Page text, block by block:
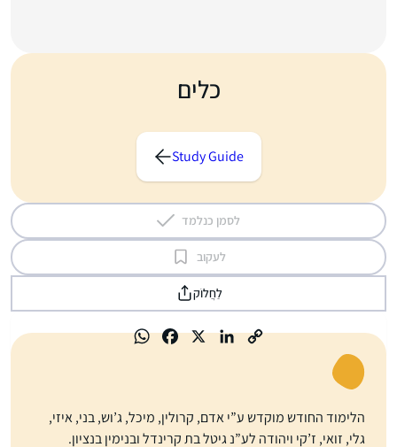
כלים
Study Guide
לסמן כנלמד
לעקוב
לַחֲלוֹק
הלימוד החודש מוקדש ע”י אדם, קרולין, מיכל, ג’וש, בני, איזי,
גלי, זואי, ז’קי ויהודה לע”נ גיטל בת קרינדל ובנימין בנציון.